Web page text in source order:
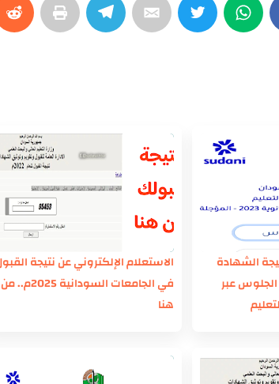
الشهادة
2025 برقم الجلوس عبر
الاستعلام الإلكتروني عن نتيجة
في الجامعات السودانية 2025م.. من
هنا